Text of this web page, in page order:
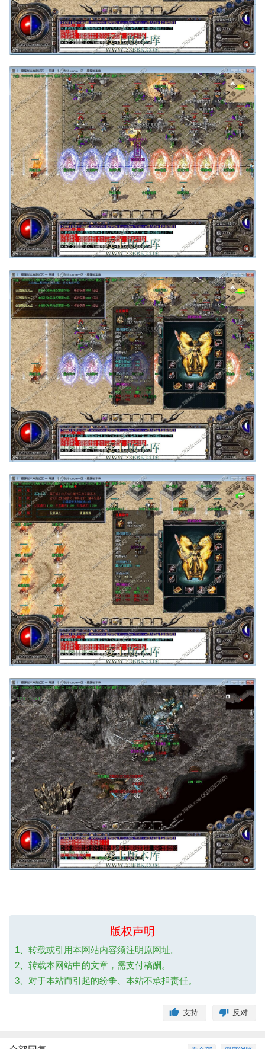
版权声明
1、转载或引用本网站内容须注明原网址。
2、转载本网站中的文章，需支付稿酬。
3、对于本站而引起的纷争、本站不承担责任。
反对
支持